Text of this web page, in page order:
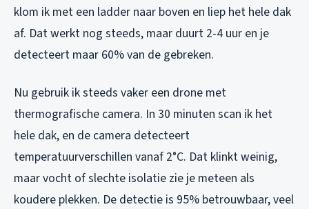
klom ik met een ladder naar boven en liep het hele dak
af. Dat werkt nog steeds, maar duurt 2-4 uur en je
detecteert maar 60% van de gebreken.
Nu gebruik ik steeds vaker een drone met
thermografische camera. In 30 minuten scan ik het
hele dak, en de camera detecteert
temperatuurverschillen vanaf 2°C. Dat klinkt weinig,
maar vocht of slechte isolatie zie je meteen als
koudere plekken. De detectie is 95% betrouwbaar, veel